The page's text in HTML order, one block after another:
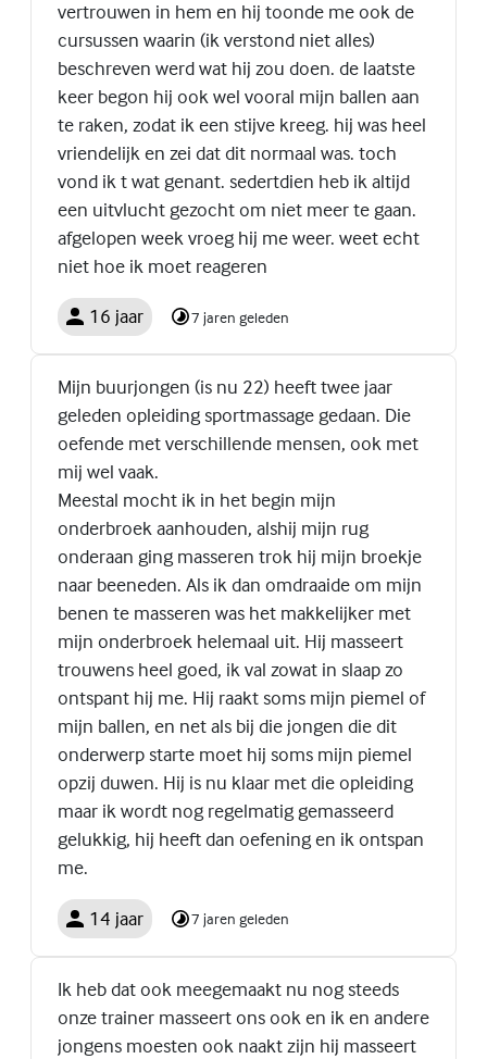
vertrouwen in hem en hij toonde me ook de
cursussen waarin (ik verstond niet alles)
beschreven werd wat hij zou doen. de laatste
keer begon hij ook wel vooral mijn ballen aan
te raken, zodat ik een stijve kreeg. hij was heel
vriendelijk en zei dat dit normaal was. toch
vond ik t wat genant. sedertdien heb ik altijd
een uitvlucht gezocht om niet meer te gaan.
afgelopen week vroeg hij me weer. weet echt
niet hoe ik moet reageren
16 jaar 7 jaren geleden
Mijn buurjongen (is nu 22) heeft twee jaar
geleden opleiding sportmassage gedaan. Die
oefende met verschillende mensen, ook met
mij wel vaak.
Meestal mocht ik in het begin mijn
onderbroek aanhouden, alshij mijn rug
onderaan ging masseren trok hij mijn broekje
naar beeneden. Als ik dan omdraaide om mijn
benen te masseren was het makkelijker met
mijn onderbroek helemaal uit. Hij masseert
trouwens heel goed, ik val zowat in slaap zo
ontspant hij me. Hij raakt soms mijn piemel of
mijn ballen, en net als bij die jongen die dit
onderwerp starte moet hij soms mijn piemel
opzij duwen. Hij is nu klaar met die opleiding
maar ik wordt nog regelmatig gemasseerd
gelukkig, hij heeft dan oefening en ik ontspan
me.
14 jaar 7 jaren geleden
Ik heb dat ook meegemaakt nu nog steeds
onze trainer masseert ons ook en ik en andere
jongens moesten ook naakt zijn hij masseert